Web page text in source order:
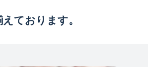
ております。